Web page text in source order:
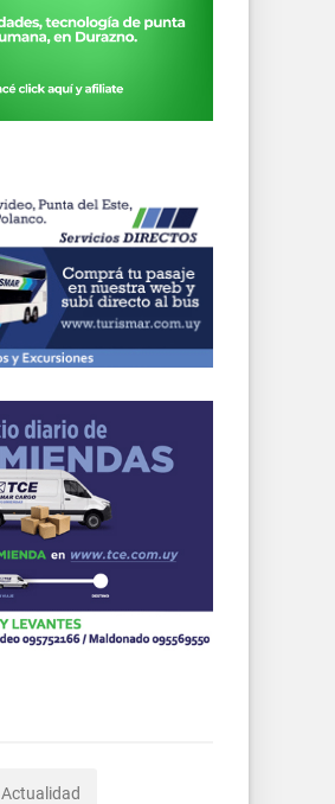
Actualidad